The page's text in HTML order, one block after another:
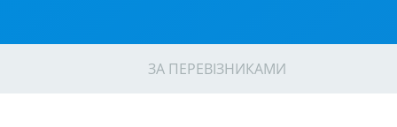
ЗА ПЕРЕВІЗНИКАМИ